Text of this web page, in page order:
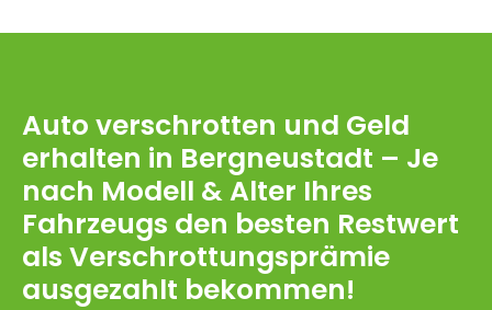
Auto verschrotten und Geld
erhalten in Bergneustadt – Je
nach Modell & Alter Ihres
Fahrzeugs den besten Restwert
als Verschrottungsprämie
ausgezahlt bekommen!